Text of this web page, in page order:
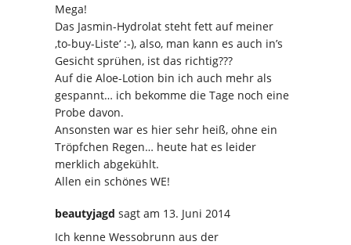
Mega!
Das Jasmin-Hydrolat steht fett auf meiner
‚to-buy-Liste‘ :-), also, man kann es auch in’s
Gesicht sprühen, ist das richtig???
Auf die Aloe-Lotion bin ich auch mehr als
gespannt… ich bekomme die Tage noch eine
Probe davon.
Ansonsten war es hier sehr heiß, ohne ein
Tröpfchen Regen… heute hat es leider
merklich abgekühlt.
Allen ein schönes WE!
beautyjagd sagt am 13. Juni 2014
Ich kenne Wessobrunn aus der